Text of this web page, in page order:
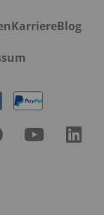
KarriereBlog